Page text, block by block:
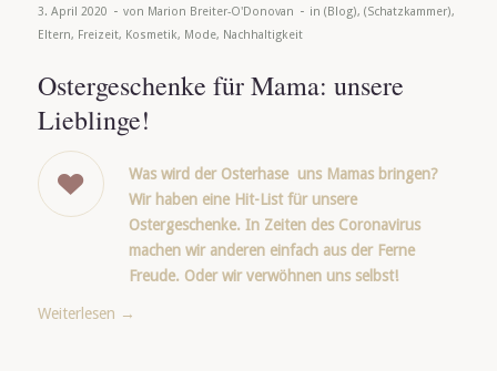
3. April 2020 - von Marion Breiter-O'Donovan - in (Blog), (Schatzkammer),
Eltern, Freizeit, Kosmetik, Mode, Nachhaltigkeit
Ostergeschenke für Mama: unsere
Lieblinge!
Was wird der Osterhase uns Mamas bringen?
Wir haben eine Hit-List für unsere
Ostergeschenke. In Zeiten des Coronavirus
machen wir anderen einfach aus der Ferne
Freude. Oder wir verwöhnen uns selbst!
Weiterlesen →